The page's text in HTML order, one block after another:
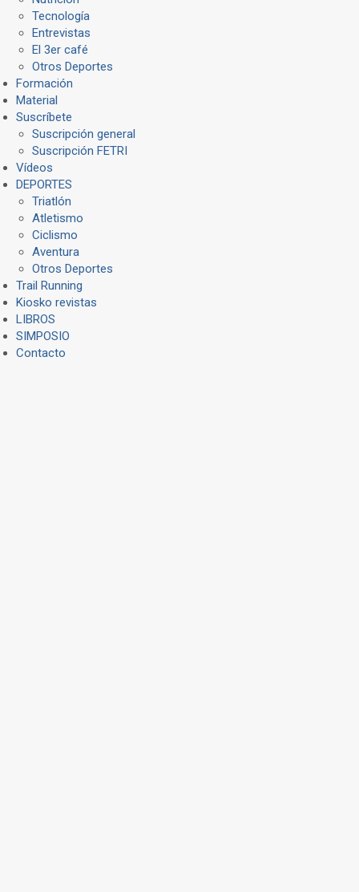
Tecnología
Entrevistas
El 3er café
Otros Deportes
Formación
Material
Suscríbete
Suscripción general
Suscripción FETRI
Vídeos
DEPORTES
Triatlón
Atletismo
Ciclismo
Aventura
Otros Deportes
Trail Running
Kiosko revistas
LIBROS
SIMPOSIO
Contacto